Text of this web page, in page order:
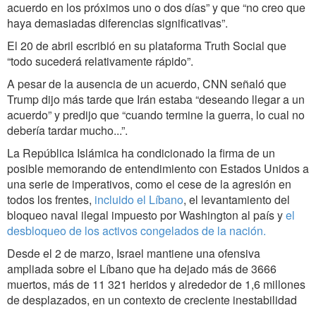
acuerdo en los próximos uno o dos días” y que “no creo que
haya demasiadas diferencias significativas”.
El 20 de abril escribió en su plataforma Truth Social que
“todo sucederá relativamente rápido”.
A pesar de la ausencia de un acuerdo, CNN señaló que
Trump dijo más tarde que Irán estaba “deseando llegar a un
acuerdo” y predijo que “cuando termine la guerra, lo cual no
debería tardar mucho...”.
La República Islámica ha condicionado la firma de un
posible memorando de entendimiento con Estados Unidos a
una serie de imperativos, como el cese de la agresión en
todos los frentes, incluido el Líbano, el levantamiento del
bloqueo naval ilegal impuesto por Washington al país yel
desbloqueo de los activos congelados de la nación.
Desde el 2 de marzo, Israel mantiene una ofensiva
ampliada sobre el Líbano que ha dejado más de 3666
muertos, más de 11 321 heridos y alrededor de 1,6 millones
de desplazados, en un contexto de creciente inestabilidad